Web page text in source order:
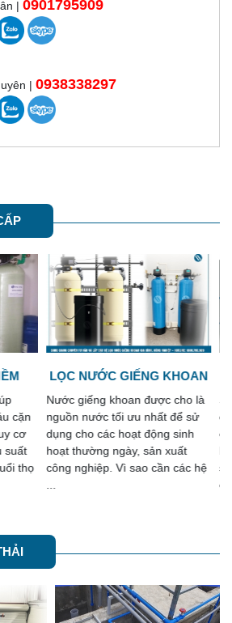
| 0901795909
| 0938338297
cho là
để sử
sinh
các hệ
HỆ THỐNG RO
Song Giang chuyên tư vấn, lắp
đặt các hệ thống RO gia đình -
công nghiệp với các công suất
khác nhau phù hợp với nhu cầu
sử dụng. Cam kết chất lượng